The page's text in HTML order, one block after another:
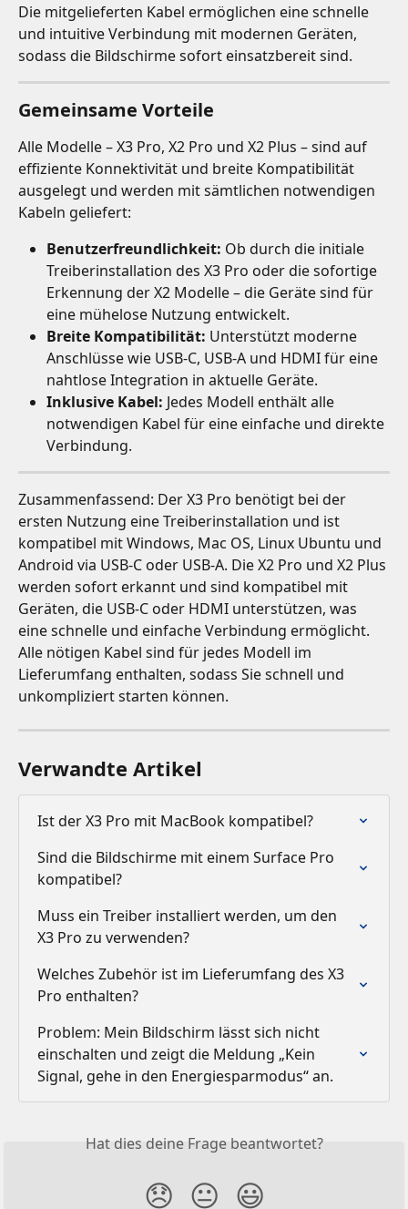
Die mitgelieferten Kabel ermöglichen eine schnelle
und intuitive Verbindung mit modernen Geräten,
sodass die Bildschirme sofort einsatzbereit sind.
Gemeinsame Vorteile
Alle Modelle – X3 Pro, X2 Pro und X2 Plus – sind auf
effiziente Konnektivität und breite Kompatibilität
ausgelegt und werden mit sämtlichen notwendigen
Kabeln geliefert:
Benutzerfreundlichkeit: Ob durch die initiale
Treiberinstallation des X3 Pro oder die sofortige
Erkennung der X2 Modelle – die Geräte sind für
eine mühelose Nutzung entwickelt.
Breite Kompatibilität: Unterstützt moderne
Anschlüsse wie USB-C, USB-A und HDMI für eine
nahtlose Integration in aktuelle Geräte.
Inklusive Kabel: Jedes Modell enthält alle
notwendigen Kabel für eine einfache und direkte
Verbindung.
Zusammenfassend: Der X3 Pro benötigt bei der
ersten Nutzung eine Treiberinstallation und ist
kompatibel mit Windows, Mac OS, Linux Ubuntu und
Android via USB-C oder USB-A. Die X2 Pro und X2 Plus
werden sofort erkannt und sind kompatibel mit
Geräten, die USB-C oder HDMI unterstützen, was
eine schnelle und einfache Verbindung ermöglicht.
Alle nötigen Kabel sind für jedes Modell im
Lieferumfang enthalten, sodass Sie schnell und
unkompliziert starten können.
Verwandte Artikel
Ist der X3 Pro mit MacBook kompatibel?
Sind die Bildschirme mit einem Surface Pro
kompatibel?
Muss ein Treiber installiert werden, um den
X3 Pro zu verwenden?
Welches Zubehör ist im Lieferumfang des X3
Pro enthalten?
Problem: Mein Bildschirm lässt sich nicht
einschalten und zeigt die Meldung „Kein
Signal, gehe in den Energiesparmodus“ an.
Hat dies deine Frage beantwortet?
😞 😐 😃